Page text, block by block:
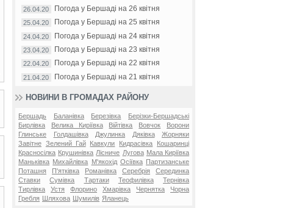
26.04.20 Погода у Бершаді на 26 квітня
25.04.20 Погода у Бершаді на 25 квітня
24.04.20 Погода у Бершаді на 24 квітня
23.04.20 Погода у Бершаді на 23 квітня
22.04.20 Погода у Бершаді на 22 квітня
21.04.20 Погода у Бершаді на 21 квітня
НОВИНИ В ГРОМАДАХ РАЙОНУ
Бершадь Баланівка Березівка
Берізки-Бершадські
Бирлівка
Велика Киріївка Війтівка Вовчок
Ворони
Глинське
Голдашівка Джулинка Дяківка
Жорняки
Завітне Зелений Гай Кавкули Кидрасівка
Кошаринці
Красносілка Крушинівка Лісниче Лугова Мала Киріївка
Маньківка Михайлівка М'якохід Осіївка
Партизанське
Поташня
П'ятківка Романівка Серебрія
Серединка
Ставки
Сумівка Тартаки Теофилівка
Тернівка
Тирлівка
Устя Флорино Хмарівка Чернятка
Чорна
Гребля
Шляхова Шумилів Яланець